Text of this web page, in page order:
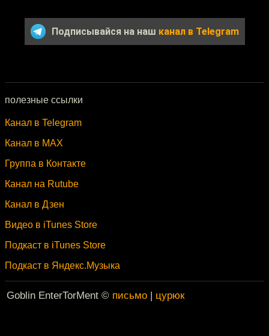
Подписывайся на наш канал в Telegram
полезные ссылки
Канал в Telegram
Канал в MAX
Группа в Контакте
Канал на Rutube
Канал в Дзен
Видео в iTunes Store
Подкаст в iTunes Store
Подкаст в Яндекс.Музыка
Goblin EnterTorMent © письмо | цурюк